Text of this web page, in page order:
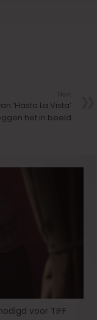
‘Hasta La Vista’
het in beeld
voor TIFF